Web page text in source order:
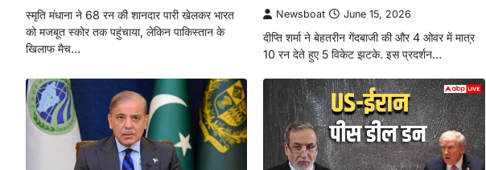
स्मृति मंधाना ने 68 रन की शानदार पारी खेलकर भारत
को मजबूत स्कोर तक पहुंचाया, लेकिन पाकिस्तान के
खिलाफ मैच…
Newsboat June 15, 2026
दीप्ति शर्मा ने बेहतरीन गेंदबाजी की और 4 ओवर में मात्र
10 रन देते हुए 5 विकेट झटके. इस प्रदर्शन…